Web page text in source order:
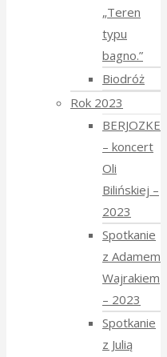
„Teren
typu
bagno.”
Biodróż
Rok 2023
BERJOZKELE
– koncert
Oli
Bilińskiej –
2023
Spotkanie
z Adamem
Wajrakiem
– 2023
Spotkanie
z Julią